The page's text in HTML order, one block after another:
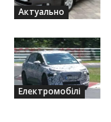
Актуально
Електромобілі